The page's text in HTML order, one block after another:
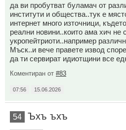
да ви пробутват буламач от
институти и общества..тук е
интернет много източници,
реални новини..които ама хич не
укропейтриоти..например
Мъск..и вече правете извод
да ти сервират идиотщини все
Коментиран от #83
07:56 15.06.2026
54 Ъхъ ъхъ